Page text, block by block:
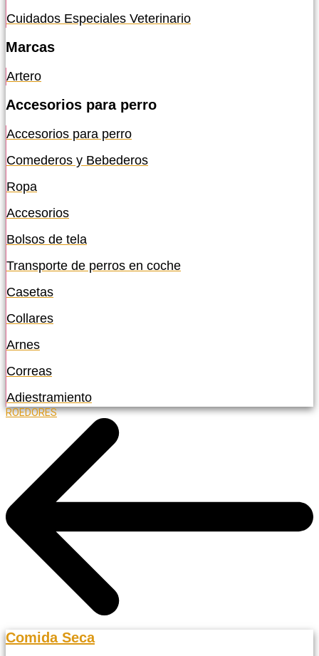
Cuidados Especiales Veterinario
Marcas
Artero
Accesorios para perro
Accesorios para perro
Comederos y Bebederos
Ropa
Accesorios
Bolsos de tela
Transporte de perros en coche
Casetas
Collares
Arnes
Correas
Adiestramiento
ROEDORES
Comida Seca